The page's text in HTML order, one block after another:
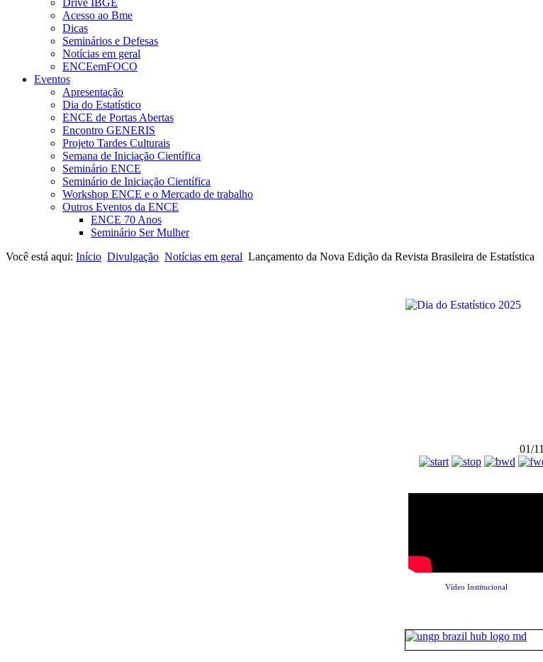
Acesso ao Bme
Dicas
Seminários e Defesas
Notícias em geral
ENCEemFOCO
Eventos
Apresentação
Dia do Estatístico
ENCE de Portas Abertas
Encontro GENERIS
Projeto Tardes Culturais
Semana de Iniciação Científica
Seminário ENCE
Seminário de Iniciação Científica
Workshop ENCE e o Mercado de trabalho
Outros Eventos da ENCE
ENCE 70 Anos
Seminário Ser Mulher
Você está aqui: Início Divulgação Notícias em geral Lançamento da Nova Edição da Revista Brasileira de Estatística
01/11
Vídeo Institucional